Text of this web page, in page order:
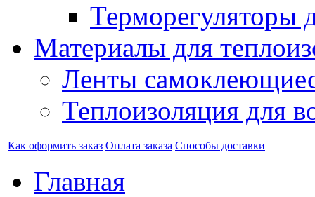
Терморегуляторы
Материалы для
Ленты
Теплоизоляция для
Как оформить заказ Оплата заказа Способы доставки
Главная